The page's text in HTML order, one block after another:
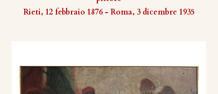
Rieti, 12 febbraio 1876 - Roma, 3 dicembre 1935